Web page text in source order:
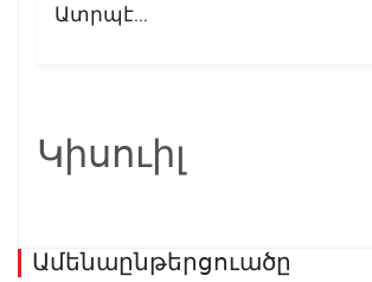
Ատրպէ...
Կիսուիլ
Ամենաընթերցուածը